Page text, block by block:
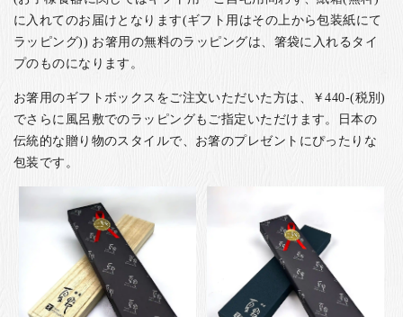
に入れてのお届けとなります(ギフト用はその上から包装紙にて
ラッピング)) お箸用の無料のラッピングは、箸袋に入れるタイ
プのものになります。
お箸用のギフトボックスをご注文いただいた方は、￥440-(税別)
でさらに風呂敷でのラッピングもご指定いただけます。日本の
伝統的な贈り物のスタイルで、お箸のプレゼントにぴったりな
包装です。